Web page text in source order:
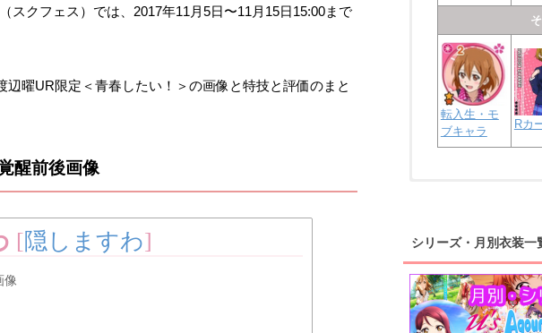
スクフェス）では、2017年11月5日〜11月15日15:00まで
曜UR限定＜青春したい！＞の画像と特技と評価のまと
醒前後画像
[隠しますわ]
像
転入生・モ
ブキャラ
Rカ
桜内梨子 高海
浦の星
上原歩夢 宮下
シリーズ・月別衣装一